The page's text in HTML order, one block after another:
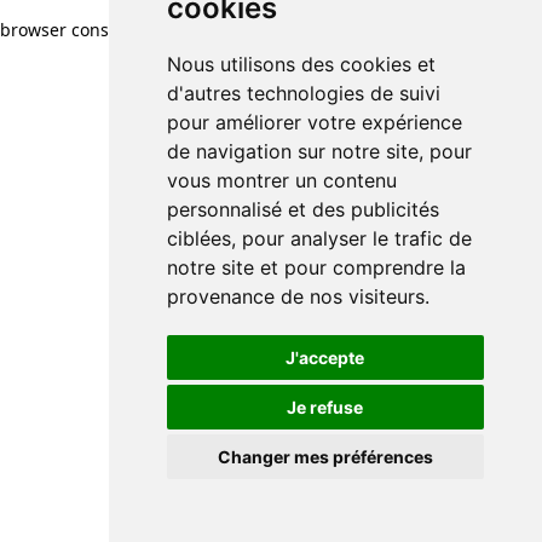
cookies
Nous utilisons des cookies et
d'autres technologies de suivi
pour améliorer votre expérience
de navigation sur notre site, pour
vous montrer un contenu
personnalisé et des publicités
ciblées, pour analyser le trafic de
notre site et pour comprendre la
provenance de nos visiteurs.
J'accepte
Je refuse
Changer mes préférences
browser console for more information)